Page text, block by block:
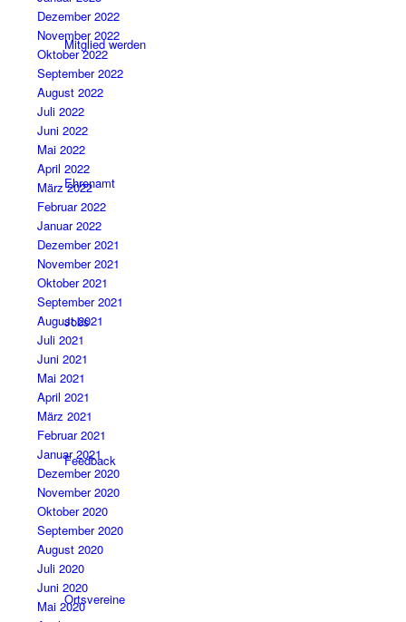
Mitglied werden
Ehrenamt
Jobs
Feedback
Ortsvereine
Dezember 2022
November 2022
Oktober 2022
September 2022
August 2022
Juli 2022
Juni 2022
Mai 2022
April 2022
März 2022
Februar 2022
Januar 2022
Dezember 2021
November 2021
Oktober 2021
September 2021
August 2021
Juli 2021
Juni 2021
Mai 2021
April 2021
März 2021
Februar 2021
Januar 2021
Dezember 2020
November 2020
Oktober 2020
September 2020
August 2020
Juli 2020
Juni 2020
Mai 2020